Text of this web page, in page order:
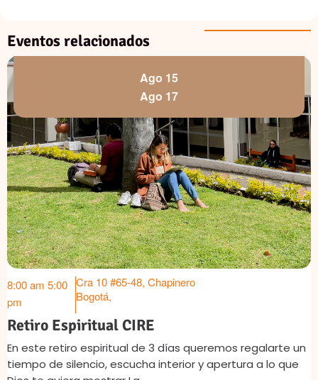
Eventos relacionados
Ago 15
Ago 17
8:00 am 5:00
pm
Cra 10 #65-48, Chapinero
Bogotá,
Retiro Espiritual CIRE
En este retiro espiritual de 3 días queremos regalarte un
tiempo de silencio, escucha interior y apertura a lo que